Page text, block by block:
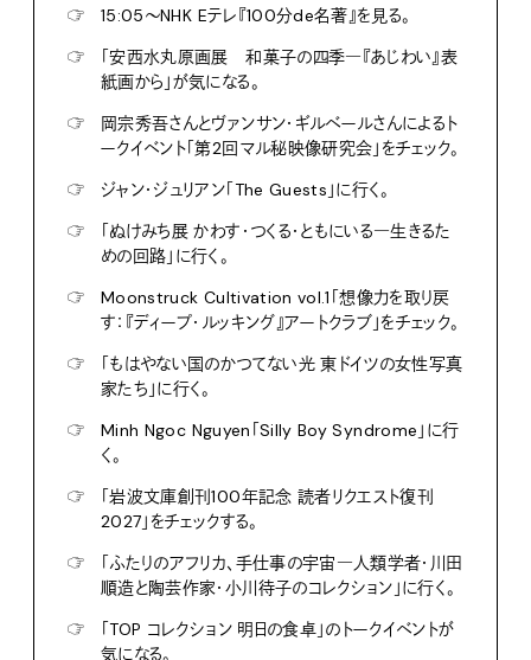
☞
15:05〜NHK Eテレ『100分de名著』を見る。
☞
「安西水丸原画展 和菓子の四季―『あじわい』表
紙画から」が気になる。
☞
岡宗秀吾さんとヴァンサン・ギルベールさんによるト
ークイベント「第2回マル秘映像研究会」をチェック。
☞
ジャン・ジュリアン「The Guests」に行く。
☞
「ぬけみち展 かわす・つくる・ともにいる―生きるた
めの回路」に行く。
☞
Moonstruck Cultivation vol.1「想像力を取り戻
す：『ディープ・ルッキング』アートクラブ」をチェック。
☞
「もはやない国のかつてない光 東ドイツの女性写真
家たち」に行く。
☞
Minh Ngoc Nguyen「Silly Boy Syndrome」に行
く。
☞
「岩波文庫創刊100年記念 読者リクエスト復刊
2027」をチェックする。
☞
「ふたりのアフリカ、手仕事の宇宙―人類学者・川田
順造と陶芸作家・小川待子のコレクション」に行く。
☞
「TOP コレクション 明日の食卓」のトークイベントが
気になる。